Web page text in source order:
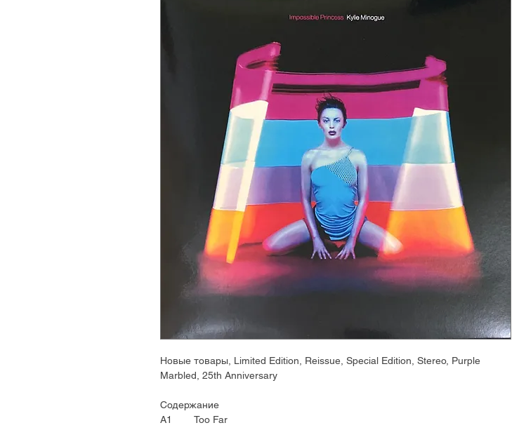
Новые товары, Limited Edition, Reissue, Special Edition, Stereo, Purple
Marbled, 25th Anniversary
Содержание
A1 Too Far